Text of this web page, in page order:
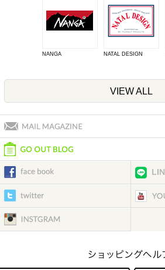
NANGA NATAL DESIGN
VIEW ALL